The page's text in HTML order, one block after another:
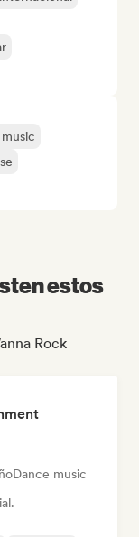
music
estos
Rock
Dance music